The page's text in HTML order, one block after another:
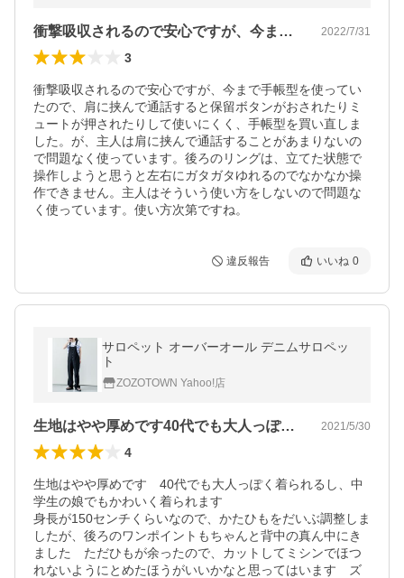
衝撃吸収されるので安心ですが、今まで手… 2022/7/31
3
衝撃吸収されるので安心ですが、今まで手帳型を使ってい
たので、肩に挟んで通話すると保留ボタンがおされたりミ
ュートが押されたりして使いにくく、手帳型を買い直しま
した。が、主人は肩に挟んで通話することがあまりないの
で問題なく使っています。後ろのリングは、立てた状態で
操作しようと思うと左右にガタガタゆれるのでなかなか操
作できません。主人はそういう使い方をしないので問題な
く使っています。使い方次第ですね。
違反報告 いいね 0
サロペット オーバーオール デニムサロペッ
ト
ZOZOTOWN Yahoo!店
生地はやや厚めです40代でも大人っぽく… 2021/5/30
4
生地はやや厚めです　40代でも大人っぽく着られるし、中
学生の娘でもかわいく着られます
身長が150センチくらいなので、かたひもをだいぶ調整しま
したが、後ろのワンポイントもちゃんと背中の真ん中にき
ました　ただひもが余ったので、カットしてミシンでほつ
れないようにとめたほうがいいかなと思ってはいます　ズ